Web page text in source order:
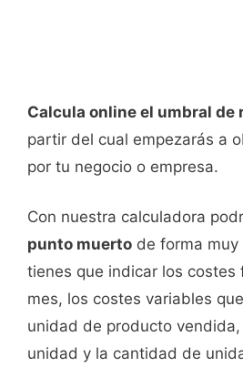
Calcula online el umbral de
partir del cual empezarás a
por tu negocio o empresa.
Con nuestra calculadora
punto muerto de forma muy
tienes que indicar los costes
mes, los costes variables
unidad de producto
unidad y la cantidad de